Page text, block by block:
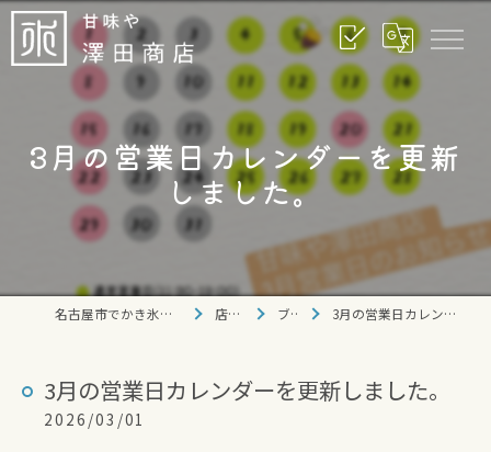
3月の営業日カレンダーを更新
しました。
名古屋市でかき氷なら甘味や 澤田商店 店舗情報 ブログ 3月の営業日カレンダーを更新しました。
3月の営業日カレンダーを更新しました。
2026/03/01